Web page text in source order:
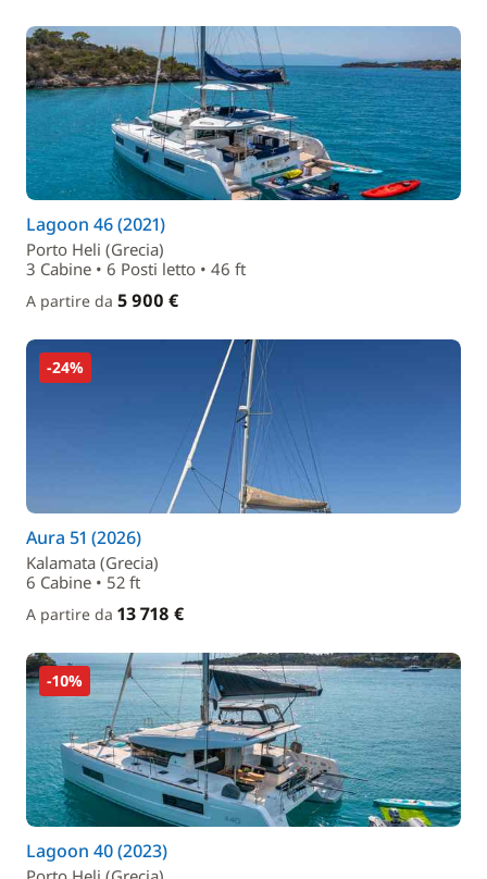
Lagoon 46 (2021)
Porto Heli (Grecia)
3 Cabine • 6 Posti letto • 46 ft
A partire da 5 900 €
-24%
Aura 51 (2026)
Kalamata (Grecia)
6 Cabine • 52 ft
A partire da 13 718 €
-10%
Lagoon 40 (2023)